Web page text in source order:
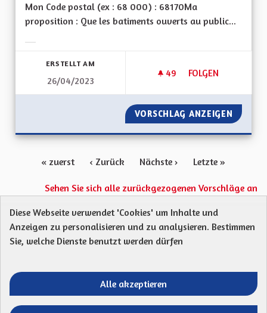
Mon Code postal (ex : 68 000) : 68170Ma
proposition : Que les batiments ouverts au public...
ERSTELLT AM
26/04/2023
49 49 FOLLOWER
FOLGEN
RECUPERATION
VORSCHLAG ANZEIGEN
« zuerst ‹ Zurück Nächste › Letzte »
Sehen Sie sich alle zurückgezogenen Vorschläge an
Protection des Données
Charte de contribution
Mentions légales
Was sind Gremien?
Standardtitel für initiatives
Open Data Dateien herunterladen
Entre vos mains - Collectivité
Entre vos mains - Collectivité
Entre vos mains - Collectivité
Entre vos mains -
Diese Webseite verwendet 'Cookies' um Inhalte und
Anzeigen zu personalisieren und zu analysieren. Bestimmen
Sie, welche Dienste benutzt werden dürfen
Alle akzeptieren